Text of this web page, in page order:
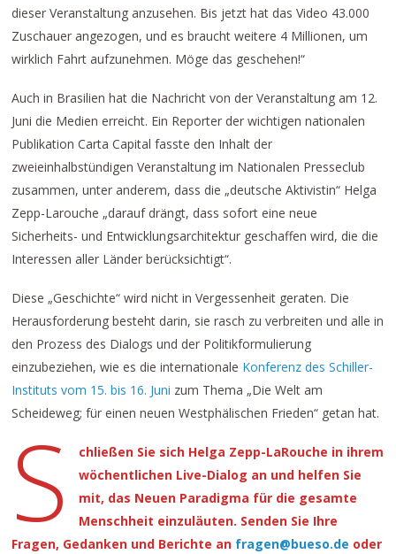
dieser Veranstaltung anzusehen. Bis jetzt hat das Video 43.000
Zuschauer angezogen, und es braucht weitere 4 Millionen, um
wirklich Fahrt aufzunehmen. Möge das geschehen!“
Auch in Brasilien hat die Nachricht von der Veranstaltung am 12.
Juni die Medien erreicht. Ein Reporter der wichtigen nationalen
Publikation Carta Capital fasste den Inhalt der
zweieinhalbstündigen Veranstaltung im Nationalen Presseclub
zusammen, unter anderem, dass die „deutsche Aktivistin“ Helga
Zepp-Larouche „darauf drängt, dass sofort eine neue
Sicherheits- und Entwicklungsarchitektur geschaffen wird, die die
Interessen aller Länder berücksichtigt“.
Diese „Geschichte“ wird nicht in Vergessenheit geraten. Die
Herausforderung besteht darin, sie rasch zu verbreiten und alle in
den Prozess des Dialogs und der Politikformulierung
einzubeziehen, wie es die internationale Konferenz des Schiller-
Instituts vom 15. bis 16. Juni zum Thema „Die Welt am
Scheideweg; für einen neuen Westphälischen Frieden“ getan hat.
S
chließen Sie sich Helga Zepp-LaRouche in ihrem
wöchentlichen Live-Dialog an und helfen Sie
mit, das Neuen Paradigma für die gesamte
Menschheit einzuläuten. Senden Sie Ihre
Fragen, Gedanken und Berichte an fragen@bueso.de oder